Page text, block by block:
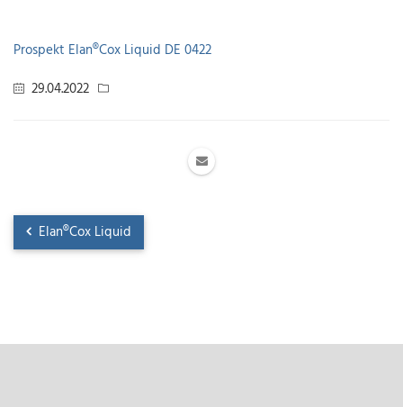
Prospekt Elan®Cox Liquid DE 0422
29.04.2022
Elan®Cox Liquid